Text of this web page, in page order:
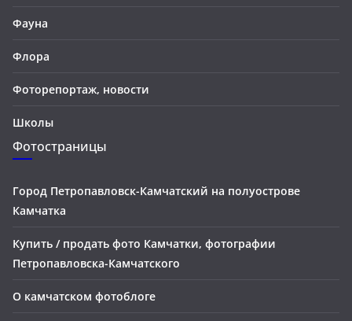
Фауна
Флора
Фоторепортаж, новости
Школы
Фотостраницы
Город Петропавловск-Камчатский на полуострове
Камчатка
Купить / продать фото Камчатки, фотографии
Петропавловска-Камчатского
О камчатском фотоблоге